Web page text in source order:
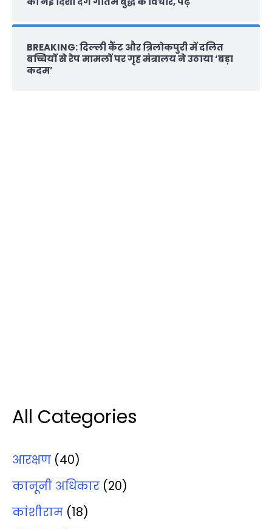
BREAKING: दिल्‍ली कैंट और त्रिलोकपुरी में दलित
बच्चियों से रेप मामलों पर गृह मंत्रालय ने उठाया ‘बड़ा
कदम’
All Categories
आरक्षण (40)
कानूनी अधिकार (20)
कांशीराम (18)